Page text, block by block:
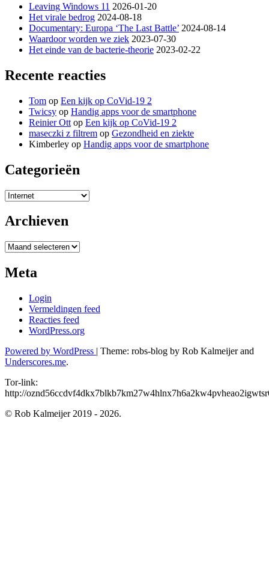
Leaving Windows 11 2026-01-20
Het virale bedrog 2024-08-18
Documentary: Europa ‘The Last Battle’ 2024-08-14
Waardoor worden we ziek 2023-07-30
Het einde van de bacterie-theorie 2023-02-22
Recente reacties
Tom op Een kijk op CoVid-19 2
Twicsy op Handig apps voor de smartphone
Reinier Ott op Een kijk op CoVid-19 2
maseczki z filtrem op Gezondheid en ziekte
Kimberley op Handig apps voor de smartphone
Categorieën
Categorieën
Archieven
Archieven
Meta
Login
Vermeldingen feed
Reacties feed
WordPress.org
Powered by WordPress | Theme: robs-blog by Rob Kalmeijer and
Underscores.me.
Tor-link:
http://
© Rob Kalmeijer 2019 - 2026.